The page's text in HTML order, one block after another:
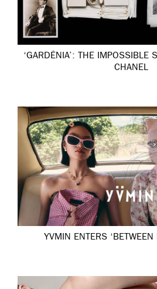
‘GARDÉNIA’: THE IMPOSSIBLE
CHANEL
YVMIN ENTERS ‘BETWEEN